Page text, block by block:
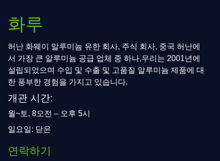
화루
허난 화웨이 알루미늄 유한 회사, 주식 회사, 중국 허난에
서 가장 큰 알루미늄 공급 업체 중 하나,우리는 2001년에
설립되었으며 수입 및 수출 및 고품질 알루미늄 제품에 대
한 풍부한 경험을 가지고 있습니다.
개관 시간:
월~토, 8오전 – 오후 5시
일요일: 닫은
연락하기